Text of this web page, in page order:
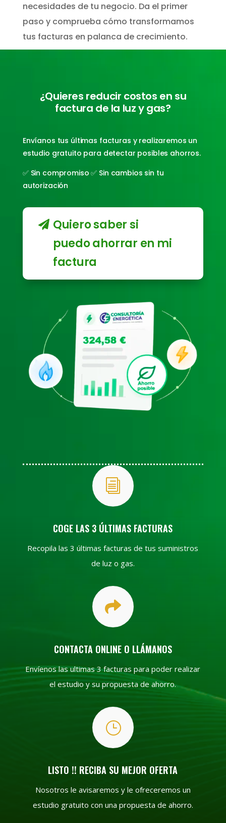
necesidades de tu negocio. Da el primer
paso y comprueba cómo transformamos
tus facturas en palanca de crecimiento.
¿Quieres reducir costos en su
factura de la luz y gas?
Envíanos tus últimas facturas y realizaremos un
estudio gratuito para detectar posibles ahorros.
✅ Sin compromiso ✅ Sin cambios sin tu
autorización
Quiero saber si
puedo ahorrar en mi
factura
i
COGE LAS 3 ÚLTIMAS FACTURAS
Recopila las 3 últimas facturas de tus suministros
de luz o gas.

CONTACTA ONLINE O LLÁMANOS
Envíenos las ultimas 3 facturas para poder realizar
el estudio y su propuesta de ahorro.
}
LISTO !! RECIBA SU MEJOR OFERTA
Nosotros le avisaremos y le ofreceremos un
estudio gratuito con una propuesta de ahorro.